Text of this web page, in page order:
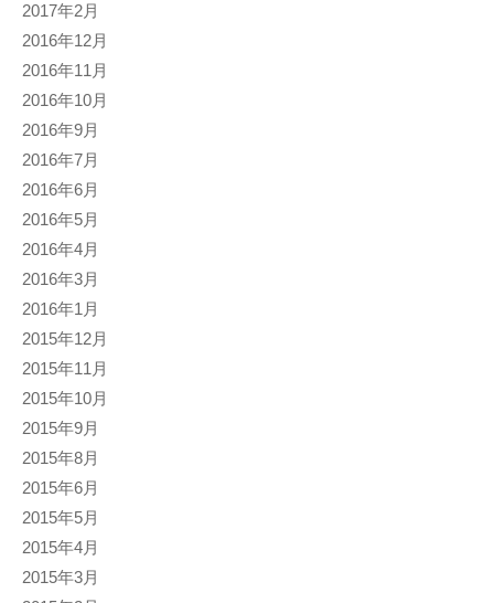
2017年2月
2016年12月
2016年11月
2016年10月
2016年9月
2016年7月
2016年6月
2016年5月
2016年4月
2016年3月
2016年1月
2015年12月
2015年11月
2015年10月
2015年9月
2015年8月
2015年6月
2015年5月
2015年4月
2015年3月